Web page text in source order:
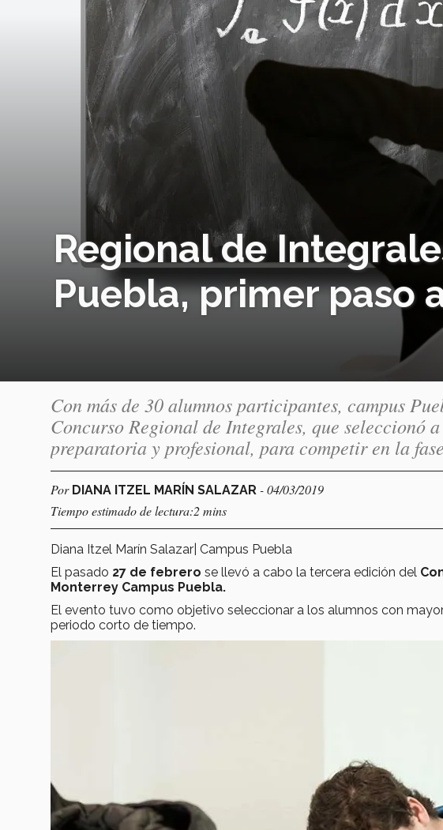
Regional de
Puebla, primer paso
Con más de 30 alumnos participantes, campus
Concurso Regional de Integrales, que seleccionó
preparatoria y profesional, para competir en la
Por DIANA ITZEL MARÍN SALAZAR - 04/03/2019
Tiempo estimado de lectura:2 mins
Diana Itzel Marín Salazar| Campus Puebla
El pasado 27 de febrero se llevó a cabo la tercera edición del
Monterrey Campus Puebla.
El evento tuvo como objetivo seleccionar a los alumnos con
periodo corto de tiempo.